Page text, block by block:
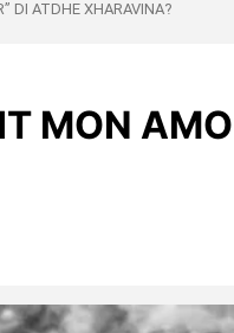
DI ATDHE XHARAVINA?
MON